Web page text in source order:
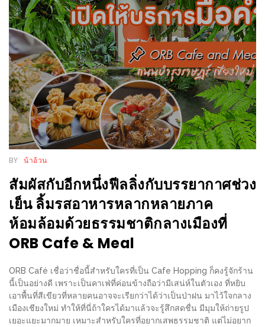
ค้า
แซ่บ
แม่ค้า
สวย
ร้าน
รวย
เสน่ห์
ของ
เชียงใหม่
ไป
ลอง
16
ร้าน
อร่อย
ที่
ต้อง
มา
BY น้าอ้วน
สัมผัสกับอีกหนึ่งฟีลลิ่งกับบรรยากาศช่วง
เย็น ลิ้มรสอาหารหลากหลายภาค
ห้อมล้อมด้วยธรรมชาติกลางเมืองที่
ORB Cafe & Meal
ORB Café เชื่อว่าชื่อนี้สำหรับใครที่เป็น Cafe Hopping ก็คงรู้จักร้าน
นี้เป็นอย่างดี เพราะเป็นคาเฟ่ที่ค่อนข้างถือว่ามีเสน่ห์ในตัวเอง ที่หยิบ
เอาพื้นที่สีเขียวที่หลายคนอาจจะเรียกว่าได้ว่าเป็นป่าฝน มาไว้ใจกลาง
เมืองเชียงใหม่ ทำให้ที่นี่ถ้าใครได้มาแล้วจะรู้สึกสดชื่น มีมุมให้ถ่ายรูป
เยอะแยะมากมาย เหมาะสำหรับใครที่อยากเสพธรรมชาติ แต่ไม่อยาก